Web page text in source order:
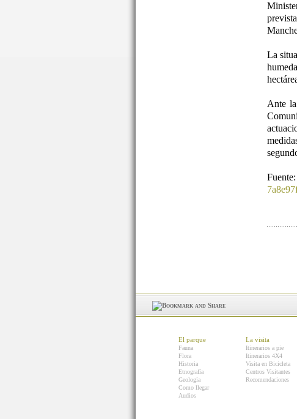
La
Ante
El parque
Fauna
Flora
Historia
Etnografía
Geología
Como llegar
Audios
La visita
Itinerarios a pie
Itinerarios 4X4
Visita en Bicicleta
Centros Visitantes
Recomendaciones